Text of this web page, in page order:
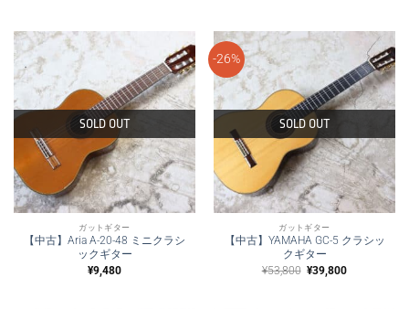
は
¥248,000
た。
¥138,000
で
す。
SOLD OUT
ガットギター
【中古】Aria A-20-48 ミニクラシ
ックギター
¥9,480
-26%
SOLD OUT
ガットギター
【中古】YAMAHA GC-5 クラシッ
クギター
¥53,800 元
¥39,800現